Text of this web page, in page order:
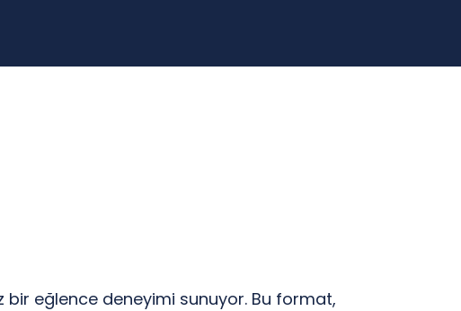
bir eğlence deneyimi sunuyor. Bu format,